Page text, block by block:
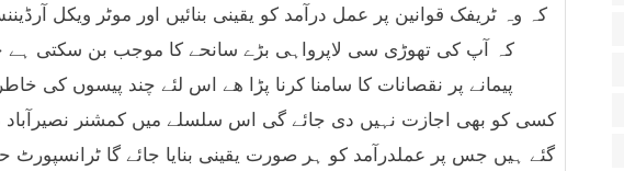
کہ آپ کی تھوڑی سی لاپرواہی بڑے سانحے کا موجب بن سکتی
پیمانے پر نقصانات کا سامنا کرنا پڑا ھے اس لئے چند پیسوں کی
کسی کو بھی اجازت نہیں دی جائے گی اس سلسلے میں کمشنر
گئے ہیں جس پر عملدرآمد کو ہر صورت یقینی بنایا جائے گا